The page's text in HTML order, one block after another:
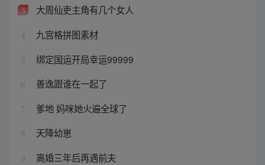
3 大周仙吏主角有几个女人
4 九宫格拼图素材
5 绑定国运开局幸运99999
6 善逸跟谁在一起了
7 爹地 妈咪她火遍全球了
8 天降幼崽
9 离婚三年后再遇前夫